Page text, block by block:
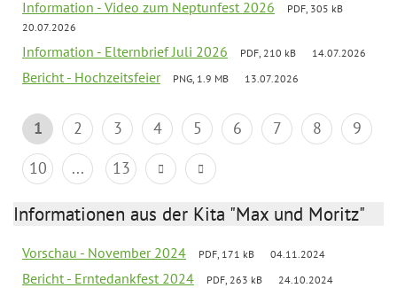
Information - Video zum Neptunfest 2026
PDF, 305 kB
20.07.2026
Information - Elternbrief Juli 2026 PDF, 210 kB 14.07.2026
Bericht - Hochzeitsfeier PNG, 1.9 MB 13.07.2026
1 2 3 4 5 6 7 8
9
10
... 13
Informationen aus der Kita "Max und Moritz"
Vorschau - November 2024 PDF, 171 kB 04.11.2024
Bericht - Erntedankfest 2024 PDF, 263 kB 24.10.2024